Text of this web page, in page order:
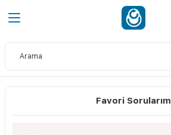
Favori Sorularım